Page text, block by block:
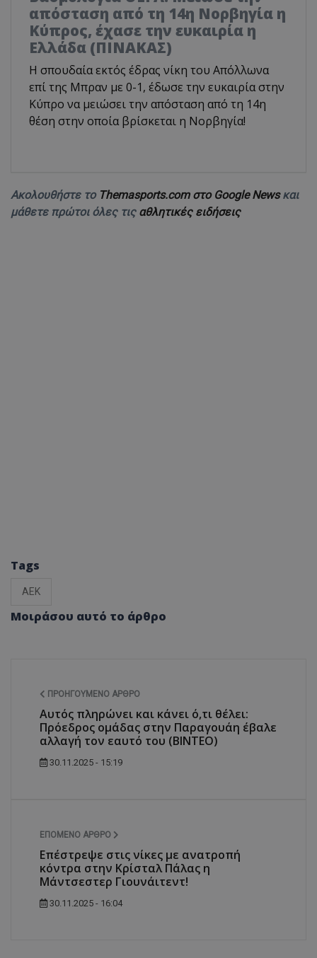
απόσταση από τη 14η Νορβηγία η
Κύπρος, έχασε την ευκαιρία η
Ελλάδα (ΠΙΝΑΚΑΣ)
Η σπουδαία εκτός έδρας νίκη του Απόλλωνα
επί της Μπραν με 0-1, έδωσε την ευκαιρία στην
Κύπρο να μειώσει την απόσταση από τη 14η
θέση στην οποία βρίσκεται η Νορβηγία!
Ακολουθήστε το Themasports.com στο Google Newsκαι
μάθετε πρώτοι όλες τις αθλητικές ειδήσεις
Tags
ΑΕΚ
Μοιράσου αυτό το άρθρο
ΠΡΟΗΓΟΎΜΕΝΟ ΆΡΘΡΟ
Αυτός πληρώνει και κάνει ό,τι θέλει:
Πρόεδρος ομάδας στην Παραγουάη έβαλε
αλλαγή τον εαυτό του (ΒΙΝΤΕΟ)
30.11.2025 - 15:19
ΕΠΌΜΕΝΟ ΆΡΘΡΟ
Επέστρεψε στις νίκες με ανατροπή
κόντρα στην Κρίσταλ Πάλας η
Μάντσεστερ Γιουνάιτεντ!
30.11.2025 - 16:04